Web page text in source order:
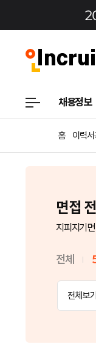
채용정보
홈 이력서
면접
지피지기
전체
전체보기